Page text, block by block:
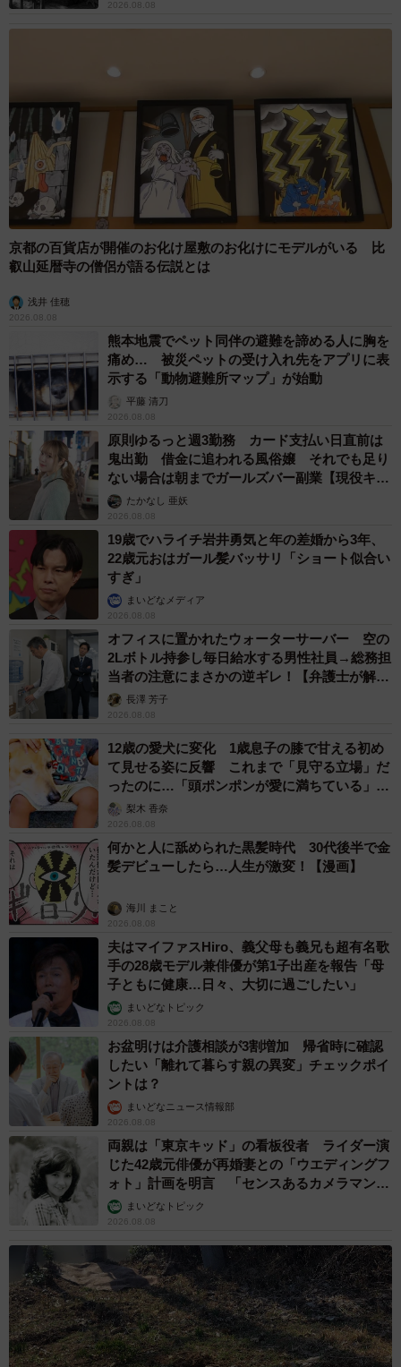
2026.08.08
京都の百貨店が開催のお化け屋敷のお化けにモデルがいる 比
叡山延暦寺の僧侶が語る伝説とは
浅井 佳穂
2026.08.08
熊本地震でペット同伴の避難を諦める人に胸を
痛め… 被災ペットの受け入れ先をアプリに表
示する「動物避難所マップ」が始動
平藤 清刀
2026.08.08
原則ゆるっと週3勤務 カード支払い日直前は
鬼出勤 借金に追われる風俗嬢 それでも足り
ない場合は朝までガールズバー副業【現役キャ
ストに取材】
たかなし 亜妖
2026.08.08
19歳でハライチ岩井勇気と年の差婚から3年、
22歳元おはガール髪バッサリ「ショート似合い
すぎ」
まいどなメディア
2026.08.08
オフィスに置かれたウォーターサーバー 空の
2Lボトル持参し毎日給水する男性社員→総務担
当者の注意にまさかの逆ギレ！【弁護士が解
説】長澤 芳子
2026.08.08
12歳の愛犬に変化 1歳息子の膝で甘える初め
て見せる姿に反響 これまで「見守る立場」だ
ったのに…「頭ポンポンが愛に満ちている」
「尊…」
梨木 香奈
2026.08.08
何かと人に舐められた黒髪時代 30代後半で金
髪デビューしたら…人生が激変！【漫画】
海川 まこと
2026.08.08
夫はマイファスHiro、義父母も義兄も超有名歌
手の28歳モデル兼俳優が第1子出産を報告「母
子ともに健康…日々、大切に過ごしたい」
まいどなトピック
2026.08.08
お盆明けは介護相談が3割増加 帰省時に確認
したい「離れて暮らす親の異変」チェックポイ
ントは？
まいどなニュース情報部
2026.08.08
両親は「東京キッド」の看板役者 ライダー演
じた42歳元俳優が再婚妻との「ウエディングフ
ォト」計画を明言 「センスあるカメラマン求
む」まいどなトピック
2026.08.08